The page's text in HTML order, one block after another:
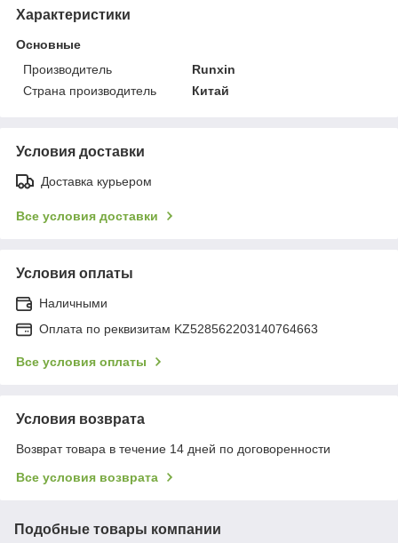
Характеристики
Основные
Производитель
Runxin
Страна производитель
Китай
Условия доставки
Доставка курьером
Все условия доставки
Условия оплаты
Наличными
Оплата по реквизитам KZ528562203140764663
Все условия оплаты
Условия возврата
Возврат товара в течение 14 дней по договоренности
Все условия возврата
Подобные товары компании